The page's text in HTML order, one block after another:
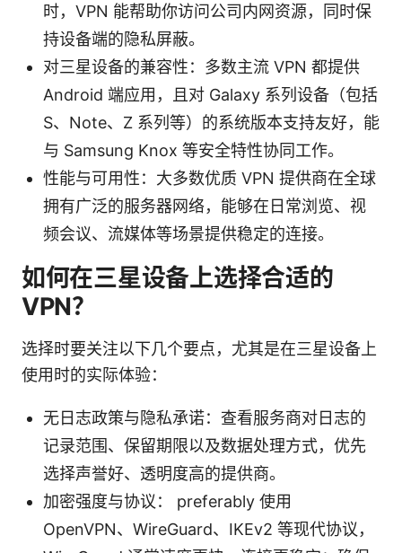
时，VPN 能帮助你访问公司内网资源，同时保
持设备端的隐私屏蔽。
对三星设备的兼容性：多数主流 VPN 都提供
Android 端应用，且对 Galaxy 系列设备（包括
S、Note、Z 系列等）的系统版本支持友好，能
与 Samsung Knox 等安全特性协同工作。
性能与可用性：大多数优质 VPN 提供商在全球
拥有广泛的服务器网络，能够在日常浏览、视
频会议、流媒体等场景提供稳定的连接。
如何在三星设备上选择合适的
VPN？
选择时要关注以下几个要点，尤其是在三星设备上
使用时的实际体验：
无日志政策与隐私承诺：查看服务商对日志的
记录范围、保留期限以及数据处理方式，优先
选择声誉好、透明度高的提供商。
加密强度与协议： preferably 使用
OpenVPN、WireGuard、IKEv2 等现代协议，